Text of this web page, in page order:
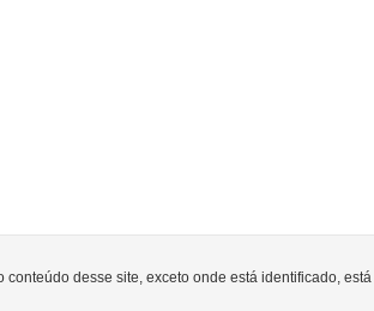
conteúdo desse site, exceto onde está identificado,